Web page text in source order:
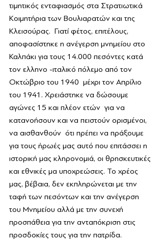
τιμητικός ενταφιασμός στα Στρατιωτικά
Κοιμητήρια των Βουλιαρατών και της
Κλεισούρας.  Γιατί φέτος, επιτέλους,
αποφασίστηκε η ανέγερση μνημείου στο
Καλπάκι για τους 14.000 πεσόντες κατά
τον ελληνο -ιταλικό πόλεμο από τον
Οκτώβριο του 1940  μέχρι τον Απρίλιο
του 1941. Χρειάστηκε να δώσουμε
αγώνες 15 και πλέον ετών  για να
κατανοήσουν και να πειστούν ορισμένοι,
να αισθανθούν  ότι πρέπει να πράξουμε
για τους ήρωές μας αυτό που επιτάσσει η
ιστορική μας κληρονομιά, οι θρησκευτικές
και εθνικές μα υποχρεώσεις. Το χρέος
μας, βέβαια, δεν εκπληρώνεται με την
ταφή των πεσόντων και την ανέγερση
του Μνημείου αλλά με την συνεχή
προσπάθεια για την ανταπόκριση στις
προσδοκίες τους για την πατρίδα.